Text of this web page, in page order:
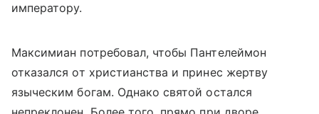
императору.
Максимиан потребовал, чтобы Пантелеймон
отказался от христианства и принес жертву
языческим богам. Однако святой остался